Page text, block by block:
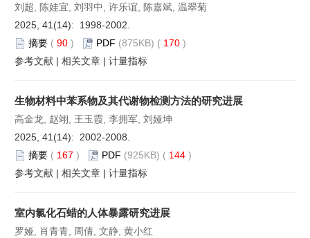
刘超, 陈娃宜, 刘羽中, 许乐谊, 陈嘉斌, 温翠菊
2025, 41(14): 1998-2002.
摘要 ( 90 ) PDF (875KB) ( 170 )
参考文献 | 相关文章 | 计量指标
生物材料中苯系物及其代谢物检测方法的研究进展
高金龙, 赵翊, 王玉霞, 李拥军, 刘娅坤
2025, 41(14): 2002-2008.
摘要 ( 167 ) PDF (925KB) ( 144 )
参考文献 | 相关文章 | 计量指标
室内氯化石蜡的人体暴露研究进展
罗娅, 肖青青, 周倩, 文静, 黄小红